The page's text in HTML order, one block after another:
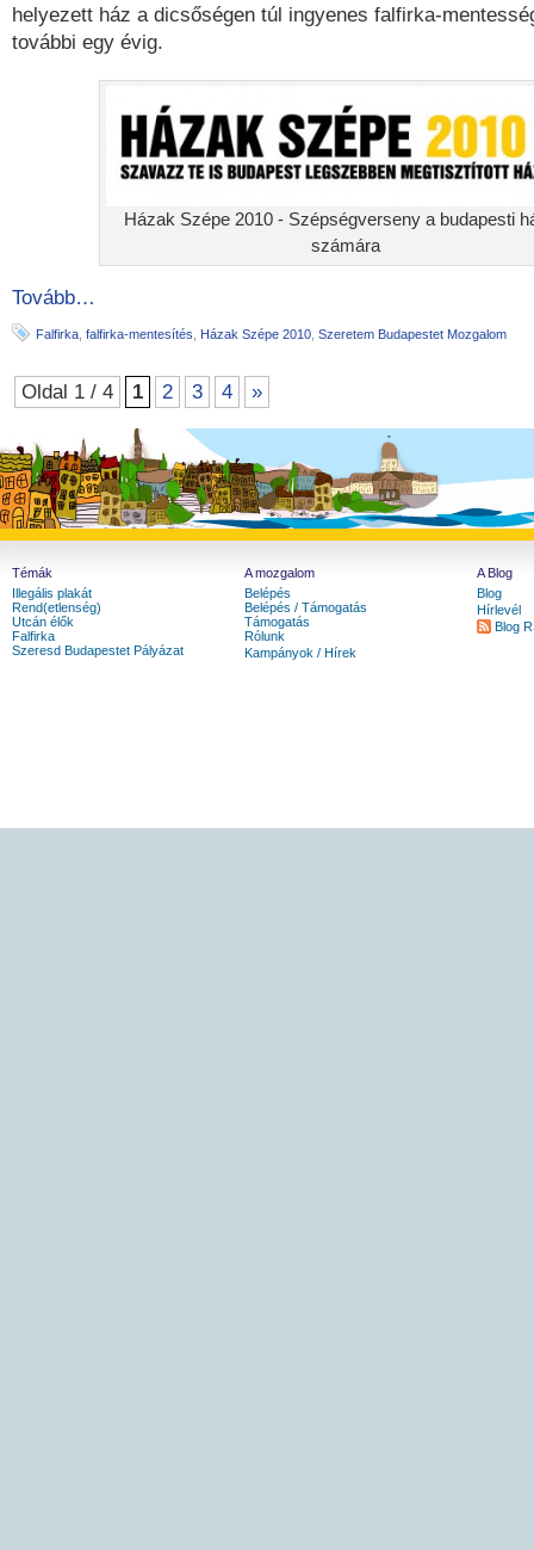
helyezett ház a dicsőségen túl ingyenes falfirka-
további egy évig.
Házak Szépe 2010 - Szépségverseny a budapesti
számára
Tovább…
Falfirka falfirka-mentesítés Házak Szépe 2010 Szeretem Budapestet Mozgalom
Oldal 1 / 4 1 2 3 4 »
Témák
Illegális plakát
Rend(etlenség)
Utcán élők
Falfirka
Szeresd Budapestet Pályázat
A mozgalom
Belépés
Belépés / Támogatás
Támogatás
Rólunk
Kampányok / Hírek
A Blog
Blog
Hírlevél
Blog